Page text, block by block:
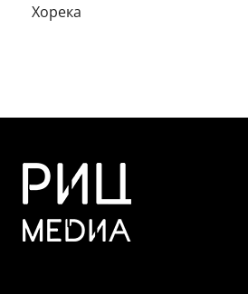
Хорека